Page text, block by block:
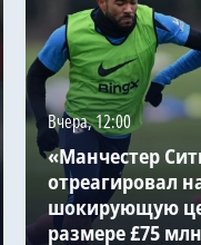
Вчера, 12:00
«Манчестер
отреагировал
шокирующую
размере £75